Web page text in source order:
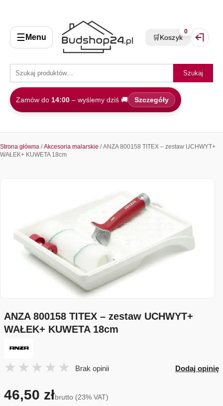
☰ Menu
Szukaj
Zamów do 14:00 – wyślemy dziś 🚚 Szczegóły
🛒Koszyk
0
Strona główna /Akcesoria malarskie / ANZA 800158 TITEX – zestaw UCHWYT+
WAŁEK+ KUWETA 18cm
ANZA 800158 TITEX – zestaw UCHWYT+
WAŁEK+ KUWETA 18cm
Brak opinii Dodaj opinię
46,50 złbrutto (23% VAT)